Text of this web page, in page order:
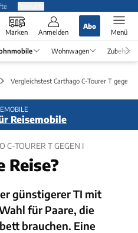
Marken Anmelden
Abo
Menü
Wohnwagen Zubehör
Vergleichstest Carthago C-Tourer T gegen I
Reisemobile
C-TOURER T GEGEN I
Reise?
günstigerer TI mit
für Paare, die
brauchen. Eine